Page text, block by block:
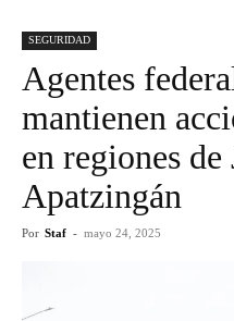
SEGURIDAD
Agentes
mantienen
en regiones
Apatzingán
Por Staf - mayo 24, 2025